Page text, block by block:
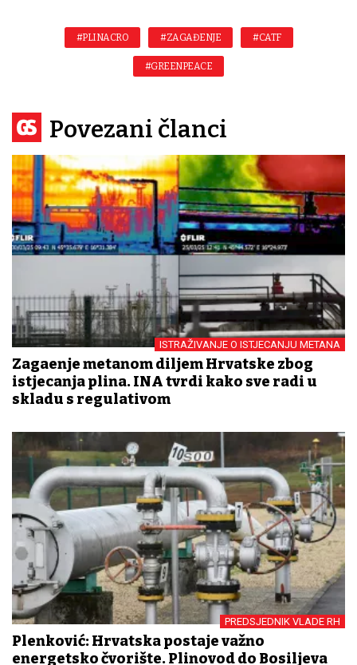
#PLINACRO #ZAGAĐENJE #CATF
#GREENPEACE
Povezani članci
ISTRAŽIVANJE O ISTJECANJU METANA
Zagađenje metanom diljem Hrvatske zbog
istjecanja plina. INA tvrdi kako sve radi u
skladu s regulativom
PREDSJEDNIK VLADE RH
Plenković: Hrvatska postaje važno
energetsko čvorište. Plinovod do Bosiljeva